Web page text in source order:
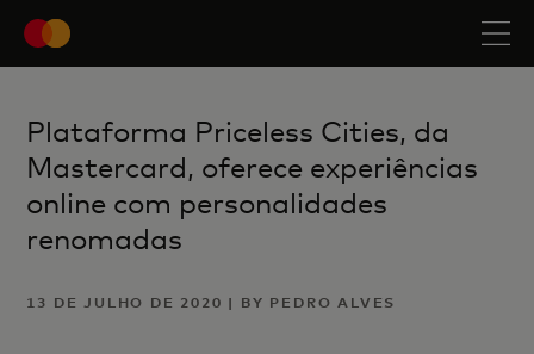
Plataforma Priceless Cities, da
Mastercard, oferece experiências
online com personalidades
renomadas
13 DE JULHO DE 2020 | BY PEDRO ALVES